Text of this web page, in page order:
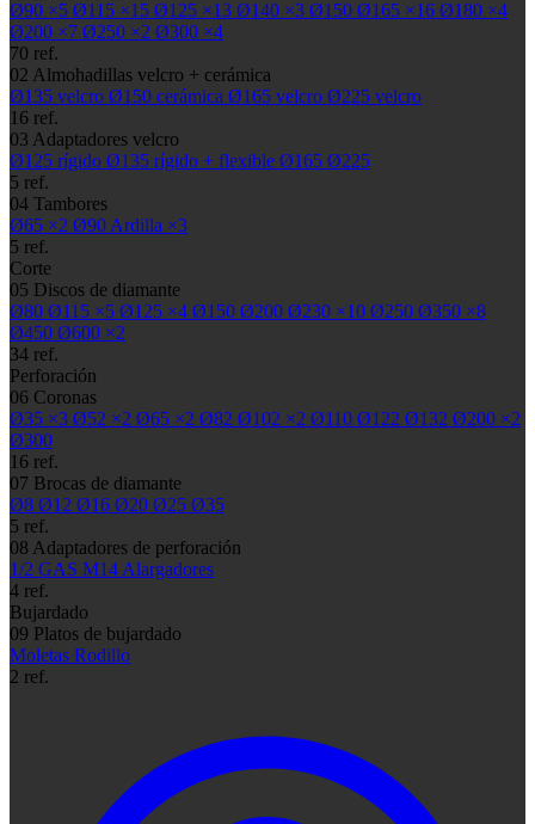
Ø90 ×5 Ø115 ×15 Ø125 ×13 Ø140 ×3 Ø150 Ø165 ×16 Ø180 ×4
Ø200 ×7 Ø250 ×2 Ø300 ×4
70 ref.
02 Almohadillas velcro + cerámica
Ø135 velcro Ø150 cerámica Ø165 velcro Ø225 velcro
16 ref.
03 Adaptadores velcro
Ø125 rígido Ø135 rígido + flexible Ø165 Ø225
5 ref.
04 Tambores
Ø65 ×2 Ø90 Ardilla ×3
5 ref.
Corte
05 Discos de diamante
Ø80 Ø115 ×5 Ø125 ×4 Ø150 Ø200 Ø230 ×10 Ø250 Ø350 ×8
Ø450 Ø600 ×2
34 ref.
Perforación
06 Coronas
Ø35 ×3 Ø52 ×2 Ø65 ×2 Ø82 Ø102 ×2 Ø110 Ø122 Ø132 Ø200 ×2
Ø300
16 ref.
07 Brocas de diamante
Ø8 Ø12 Ø16 Ø20 Ø25 Ø35
5 ref.
08 Adaptadores de perforación
1/2 GAS M14 Alargadores
4 ref.
Bujardado
09 Platos de bujardado
Moletas Rodillo
2 ref.